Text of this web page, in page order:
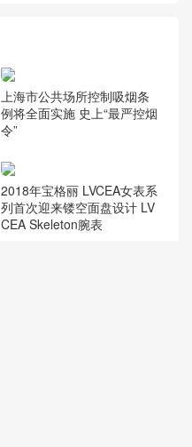
上海市公共场所控制吸烟条
例将全面实施 史上“最严控烟
令”